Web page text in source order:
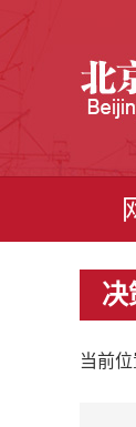
决
当前位